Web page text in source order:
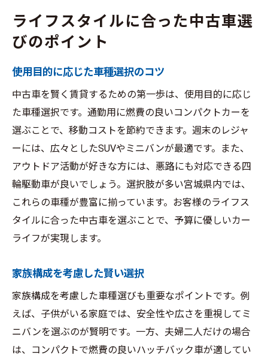
ライフスタイルに合った中古車選
びのポイント
使用目的に応じた車種選択のコツ
中古車を賢く賃貸するための第一歩は、使用目的に応じ
た車種選択です。通勤用に燃費の良いコンパクトカーを
選ぶことで、移動コストを節約できます。週末のレジャ
ーには、広々としたSUVやミニバンが最適です。また、
アウトドア活動が好きな方には、悪路にも対応できる四
輪駆動車が良いでしょう。選択肢が多い宮城県内では、
これらの車種が豊富に揃っています。お客様のライフス
タイルに合った中古車を選ぶことで、予算に優しいカー
ライフが実現します。
家族構成を考慮した賢い選択
家族構成を考慮した車種選びも重要なポイントです。例
えば、子供がいる家庭では、安全性や広さを重視してミ
ニバンを選ぶのが賢明です。一方、夫婦二人だけの場合
は、コンパクトで燃費の良いハッチバック車が適してい